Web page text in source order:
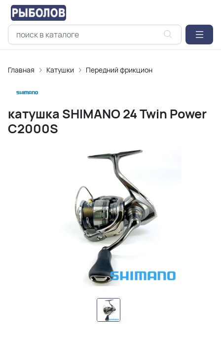
Главная Катушки Передний фрикцион
катушка SHIMANO 24 Twin Power
C2000S